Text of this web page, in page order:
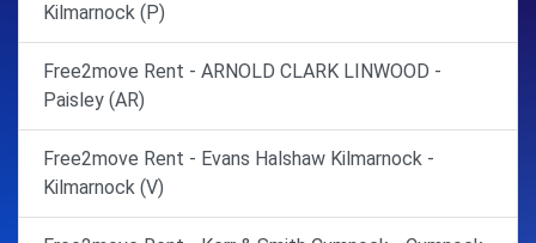
Kilmarnock (P)
Free2move Rent - ARNOLD CLARK LINWOOD -
Paisley (AR)
Free2move Rent - Evans Halshaw Kilmarnock -
Kilmarnock (V)